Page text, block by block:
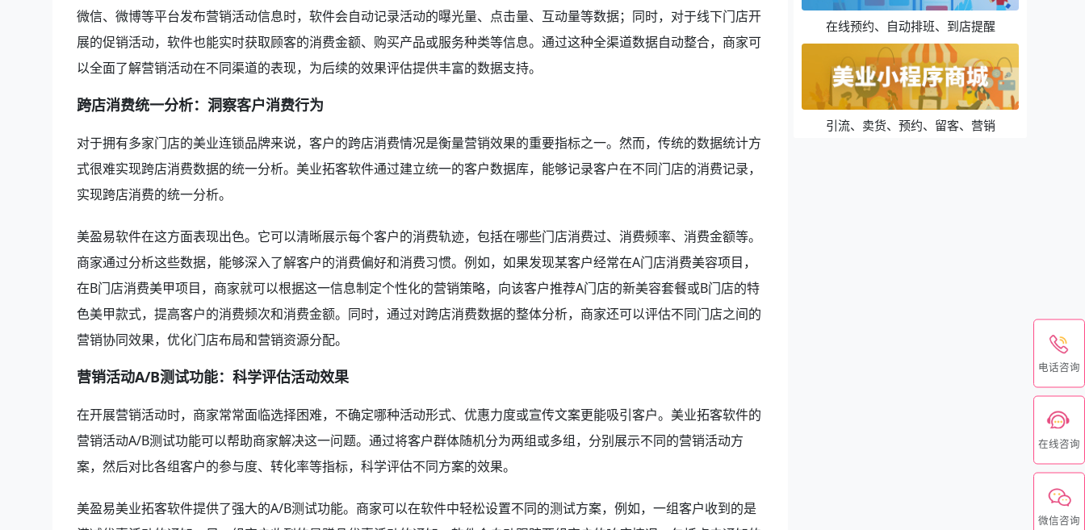
微信、微博等平台发布营销活动信息时，软件会自动记录活动的曝光量、点击量、互动量等数据；同时，对于线下门店开
展的促销活动，软件也能实时获取顾客的消费金额、购买产品或服务种类等信息。通过这种全渠道数据自动整合，商家可
以全面了解营销活动在不同渠道的表现，为后续的效果评估提供丰富的数据支持。
跨店消费统一分析：洞察客户消费行为
对于拥有多家门店的美业连锁品牌来说，客户的跨店消费情况是衡量营销效果的重要指标之一。然而，传统的数据统计方
式很难实现跨店消费数据的统一分析。美业拓客软件通过建立统一的客户数据库，能够记录客户在不同门店的消费记录，
实现跨店消费的统一分析。
美盈易软件在这方面表现出色。它可以清晰展示每个客户的消费轨迹，包括在哪些门店消费过、消费频率、消费金额等。
商家通过分析这些数据，能够深入了解客户的消费偏好和消费习惯。例如，如果发现某客户经常在A门店消费美容项目，
在B门店消费美甲项目，商家就可以根据这一信息制定个性化的营销策略，向该客户推荐A门店的新美容套餐或B门店的特
色美甲款式，提高客户的消费频次和消费金额。同时，通过对跨店消费数据的整体分析，商家还可以评估不同门店之间的
营销协同效果，优化门店布局和营销资源分配。
营销活动A/B测试功能：科学评估活动效果
在开展营销活动时，商家常常面临选择困难，不确定哪种活动形式、优惠力度或宣传文案更能吸引客户。美业拓客软件的
营销活动A/B测试功能可以帮助商家解决这一问题。通过将客户群体随机分为两组或多组，分别展示不同的营销活动方
案，然后对比各组客户的参与度、转化率等指标，科学评估不同方案的效果。
美盈易美业拓客软件提供了强大的A/B测试功能。商家可以在软件中轻松设置不同的测试方案，例如，一组客户收到的是
在线预约、自动排班、到店提醒
引流、卖货、预约、留客、营销
电话咨询
在线咨询
微信咨询